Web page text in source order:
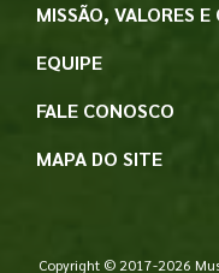
MISSÃO, VALORES
EQUIPE
FALE CONOSCO
MAPA DO SITE
Copyright © 2017-2026